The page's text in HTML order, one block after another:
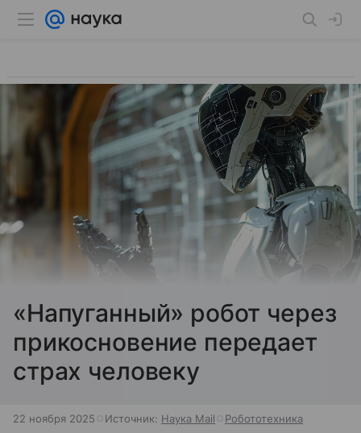
«Напуганный» робот через
прикосновение передает
страх человеку
22 ноября 2025 Источник: Наука Mail Робототехника